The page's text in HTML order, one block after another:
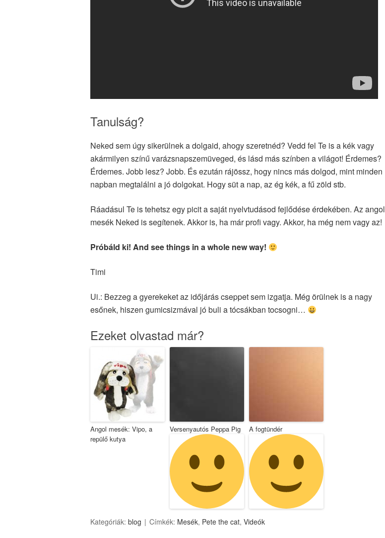
Tanulság?
Neked sem úgy sikerülnek a dolgaid, ahogy szeretnéd? Vedd fel Te is a kék vagy
akármilyen színű varázsnapszemüveged, és lásd más színben a világot! Érdemes?
Érdemes. Jobb lesz? Jobb. És ezután rájössz, hogy nincs más dolgod, mint minden
napban megtalálni a jó dolgokat. Hogy süt a nap, az ég kék, a fű zöld stb.
Ráadásul Te is tehetsz egy picit a saját nyelvtudásod fejlődése érdekében. Az angol
mesék Neked is segítenek. Akkor is, ha már profi vagy. Akkor, ha még nem vagy az!
Próbáld ki! And see things in a whole new way!
Timi
Ui.: Bezzeg a gyerekeket az időjárás cseppet sem izgatja. Még örülnek is a nagy
esőnek, hiszen gumicsizmával jó buli a tócsákban tocsogni…
Ezeket olvastad már?
Angol mesék: Vipo, a
repülő kutya
Versenyautós Peppa Pig A fogtündér
Kategóriák: blog Címkék: Mesék, Pete the cat, Videók